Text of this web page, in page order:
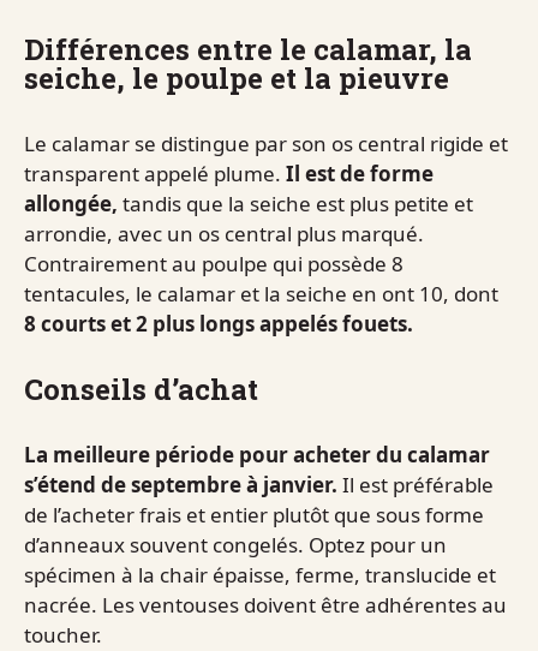
Différences entre le calamar, la
seiche, le poulpe et la pieuvre
Le calamar se distingue par son os central rigide et
transparent appelé plume. Il est de forme
allongée, tandis que la seiche est plus petite et
arrondie, avec un os central plus marqué.
Contrairement au poulpe qui possède 8
tentacules, le calamar et la seiche en ont 10, dont
8 courts et 2 plus longs appelés fouets.
Conseils d’achat
La meilleure période pour acheter du calamar
s’étend de septembre à janvier. Il est préférable
de l’acheter frais et entier plutôt que sous forme
d’anneaux souvent congelés. Optez pour un
spécimen à la chair épaisse, ferme, translucide et
nacrée. Les ventouses doivent être adhérentes au
toucher.